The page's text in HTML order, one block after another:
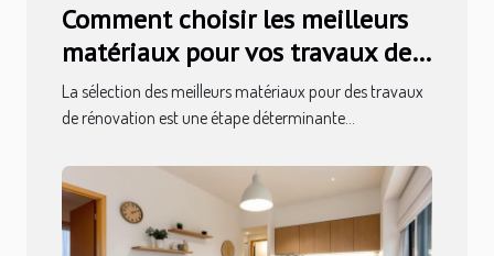
Comment choisir les meilleurs
matériaux pour vos travaux de
rénovation ?
La sélection des meilleurs matériaux pour des travaux
de rénovation est une étape déterminante...